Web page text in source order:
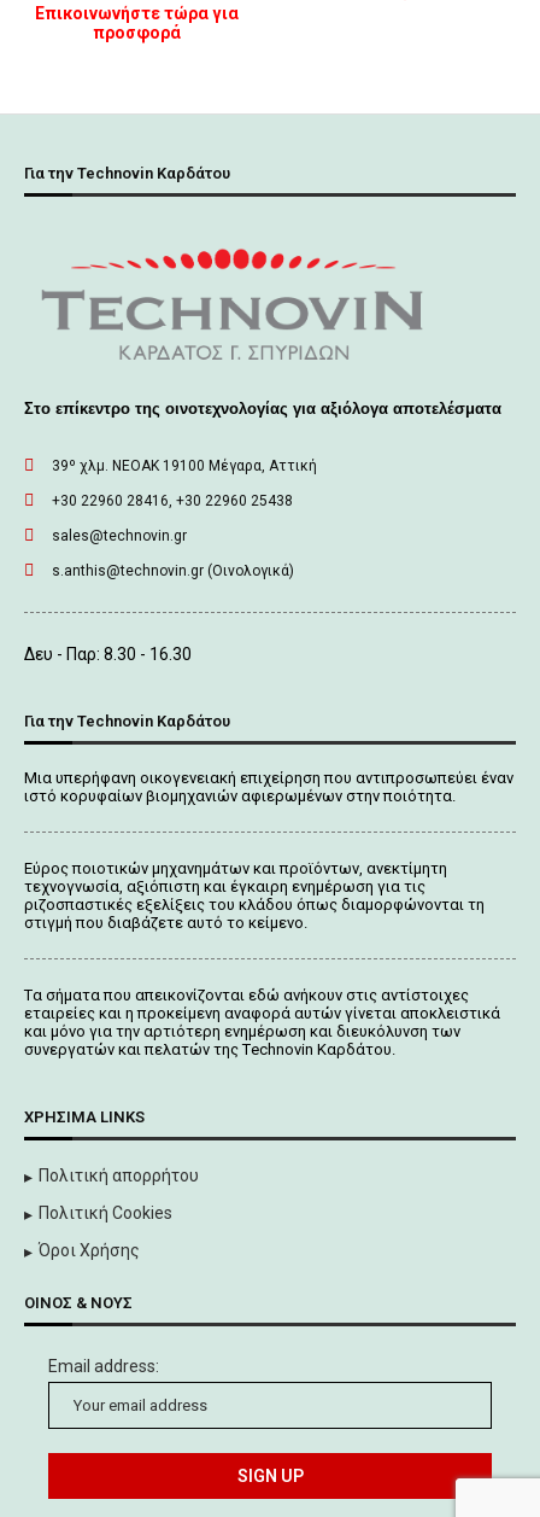
Επικοινωνήστε τώρα για
προσφορά
Για την Technovin Καρδάτου
Στο επίκεντρο της οινοτεχνολογίας για αξιόλογα αποτελέσματα
39º χλμ. ΝΕΟΑΚ 19100 Mέγαρα, Αττική
+30 22960 28416, +30 22960 25438
sales@technovin.gr
s.anthis@technovin.gr (Οινολογικά)
Δευ - Παρ: 8.30 - 16.30
Για την Technovin Καρδάτου
Μια υπερήφανη οικογενειακή επιχείρηση που αντιπροσωπεύει έναν
ιστό κορυφαίων βιομηχανιών αφιερωμένων στην ποιότητα.
Εύρος ποιοτικών μηχανημάτων και προϊόντων, ανεκτίμητη
τεχνογνωσία, αξιόπιστη και έγκαιρη ενημέρωση για τις
ριζοσπαστικές εξελίξεις του κλάδου όπως διαμορφώνονται τη
στιγμή που διαβάζετε αυτό το κείμενο.
Tα σήματα που απεικονίζονται εδώ ανήκουν στις αντίστοιχες
εταιρείες και η προκείμενη αναφορά αυτών γίνεται αποκλειστικά
και μόνο για την αρτιότερη ενημέρωση και διευκόλυνση των
συνεργατών και πελατών της Τechnovin Kαρδάτου.
ΧΡΉΣΙΜΑ LINKS
Πολιτική απορρήτου
Πολιτική Cookies
Όροι Χρήσης
ΟΊΝΟΣ & ΝΟΥΣ
Email address: